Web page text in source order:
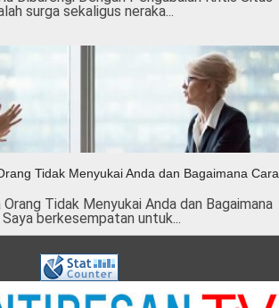
surga sekaligus neraka...
Tidak Menyukai Anda dan Bagaimana Cara
Tidak Menyukai Anda dan Bagaimana
berkesempatan untuk...